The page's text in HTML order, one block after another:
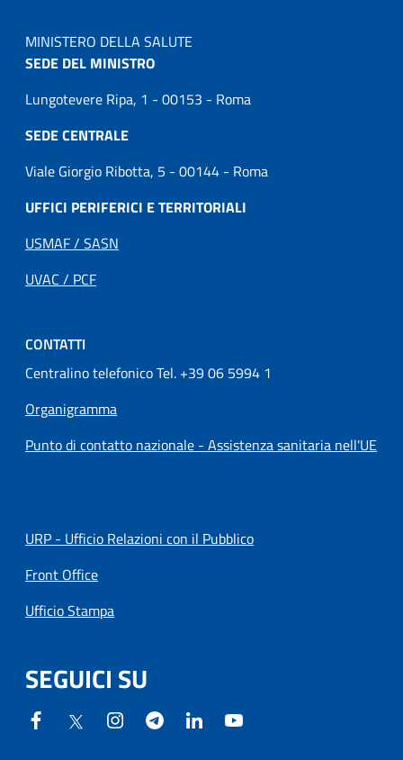
MINISTERO DELLA SALUTE
SEDE DEL MINISTRO
Lungotevere Ripa, 1 - 00153 - Roma
SEDE CENTRALE
Viale Giorgio Ribotta, 5 - 00144 - Roma
UFFICI PERIFERICI E TERRITORIALI
USMAF / SASN
UVAC / PCF
CONTATTI
Centralino telefonico Tel. +39 06 5994 1
Organigramma
Punto di contatto nazionale - Assistenza sanitaria nell'UE
URP - Ufficio Relazioni con il Pubblico
Front Office
Ufficio Stampa
SEGUICI SU